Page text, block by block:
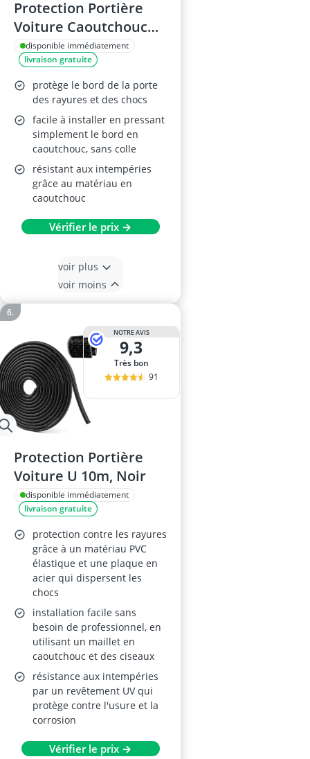
Protection Portière
Voiture Caoutchouc
4M, Noir
disponible immédiatement
livraison gratuite
protège le bord de la porte
des rayures et des chocs
facile à installer en pressant
simplement le bord en
caoutchouc, sans colle
résistant aux intempéries
grâce au matériau en
caoutchouc
Vérifier le prix →
voir plus
voir moins
NOTRE AVIS
9,3
Très bon
91
Protection Portière
Voiture U 10m, Noir
disponible immédiatement
livraison gratuite
protection contre les rayures
grâce à un matériau PVC
élastique et une plaque en
acier qui dispersent les
chocs
installation facile sans
besoin de professionnel, en
utilisant un maillet en
caoutchouc et des ciseaux
résistance aux intempéries
par un revêtement UV qui
protège contre l'usure et la
corrosion
Vérifier le prix →